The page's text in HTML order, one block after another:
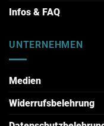
Infos & FAQ
UNTERNEHMEN
Medien
Widerrufsbelehrung